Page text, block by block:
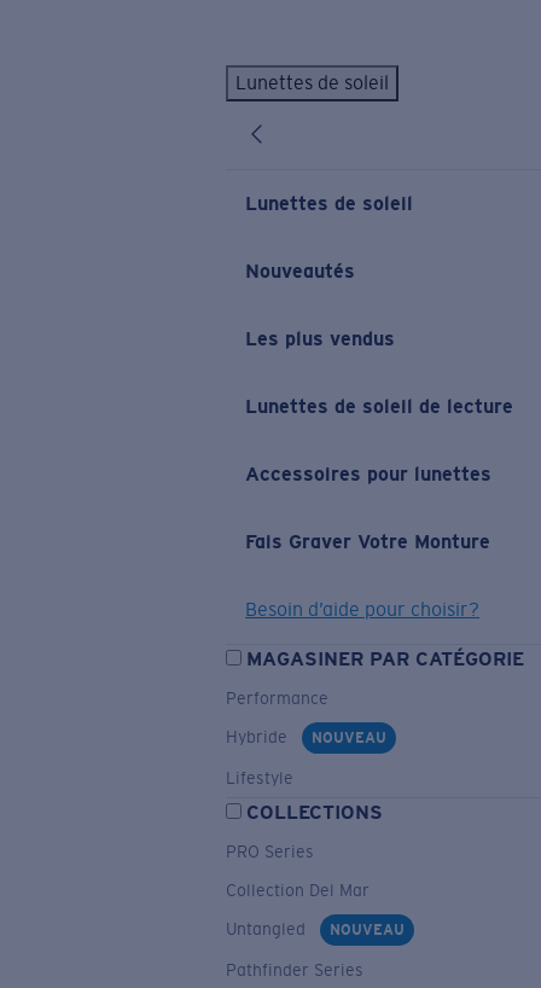
Lunettes de soleil
Lunettes de soleil
Nouveautés
Les plus vendus
Lunettes de soleil de lecture
Accessoires pour lunettes
Fais Graver Votre Monture
Besoin d’aide pour choisir?
MAGASINER PAR CATÉGORIE
Performance
Hybride
NOUVEAU
Lifestyle
COLLECTIONS
PRO Series
Collection Del Mar
Untangled
NOUVEAU
Pathfinder Series
LES PLUS RECHERCHÉS
Lunettes de soleil personnalisées